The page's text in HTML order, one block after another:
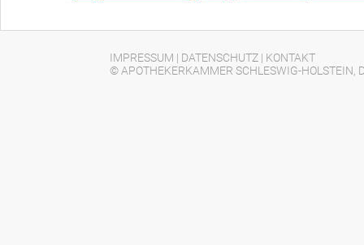
IMPRESSUM | DATENSCHUTZ | KONTAKT
© APOTHEKERKAMMER SCHLESWIG-HOLSTEIN,